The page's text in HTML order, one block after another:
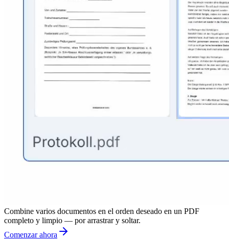
Combine varios documentos en el orden deseado en un PDF
completo y limpio — por arrastrar y soltar.
Comenzar ahora